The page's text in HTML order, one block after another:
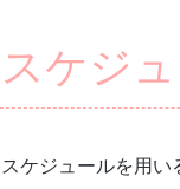
スケジ
スケジュールを用